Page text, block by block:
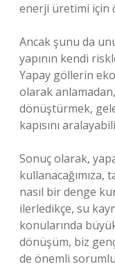
enerji üretimi için
Ancak şunu da
yapının kendi
Yapay göllerin
olarak
dönüştürmek,
kapısını
Sonuç olarak,
kullanacağımıza,
nasıl bir denge
ilerledikçe, su
konularında
dönüşüm, biz
de önemli